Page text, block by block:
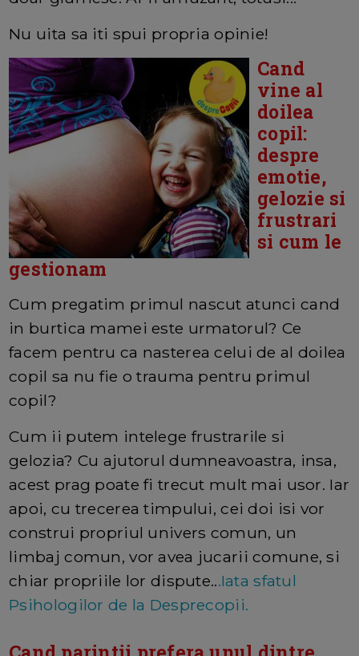
Nu uita sa iti spui propria opinie!
Cand
vine al
doilea
copil:
despre
emotie,
gelozie si
frustrari
si cum le
gestionam
Cum pregatim primul nascut atunci cand
in burtica mamei este urmatorul? Ce
facem pentru ca nasterea celui de al doilea
copil sa nu fie o trauma pentru primul
copil?
Cum ii putem intelege frustrarile si
gelozia? Cu ajutorul dumneavoastra, insa,
acest prag poate fi trecut mult mai usor. Iar
apoi, cu trecerea timpului, cei doi isi vor
construi propriul univers comun, un
limbaj comun, vor avea jucarii comune, si
chiar propriile lor dispute...Iata sfatul
Psihologilor de la Desprecopii.